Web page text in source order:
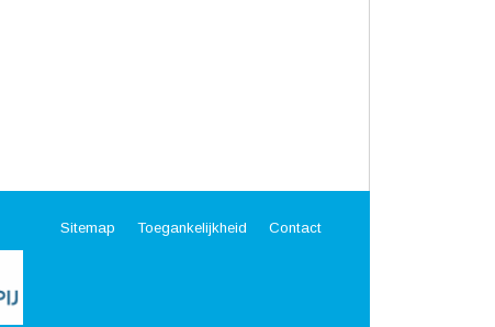
Sitemap Toegankelijkheid Contact